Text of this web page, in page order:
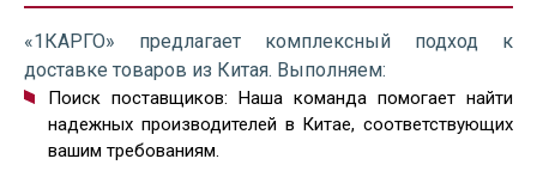
«1КАРГО» предлагает комплексный подход к
доставке товаров из Китая. Выполняем:
Поиск поставщиков: Наша команда помогает найти
надежных производителей в Китае, соответствующих
вашим требованиям.